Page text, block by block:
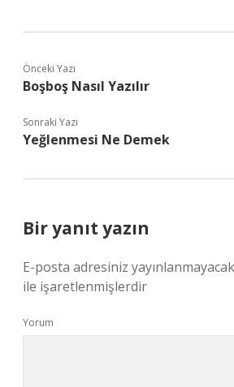
Önceki Yazı
Boşboş Nasıl Yazılır
Sonraki Yazı
Yeğlenmesi Ne Demek
Bir yanıt yazın
E-posta adresiniz
ile işaretlenmişlerdir
Yorum